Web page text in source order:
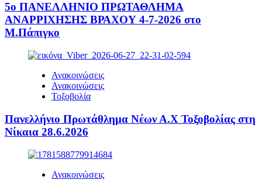
5ο ΠΑΝΕΛΛΗΝΙΟ ΠΡΩΤΑΘΛΗΜΑ
ΑΝΑΡΡΙΧΗΣΗΣ ΒΡΑΧΟΥ 4-7-2026 στο
Μ.Πάπιγκο
Ανακοινώσεις
Ανακοινώσεις
Τοξοβολία
Πανελλήνιο Πρωτάθλημα Νέων Α.Χ Τοξοβολίας στη
Νίκαια 28.6.2026
Ανακοινώσεις